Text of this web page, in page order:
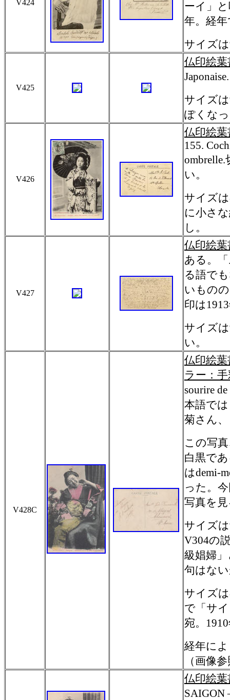
V424
ーイ」
年。経
サイズ
V425
仏印絵
サイズ
ぽくな
V426
仏印絵
155.
い。
サイズ
に小さ
し。
V427
仏印絵
ある。
る語で
いもの
印は
サイズ
い。
V428C
仏印絵
ラー：
sourire
本語で
菊さん
この写
白黒で
はdemi-
った。
写真を
サイズ
V304の
級娼婦
句はな
サイズは
で「サ
宛。 1910
経年に
（画像
仏印絵
SAIGON